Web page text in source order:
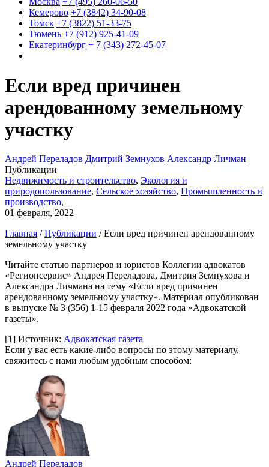
Кемерово +7 (3842) 34-90-08
Томск +7 (3822) 51-33-75
Тюмень +7 (912) 925-41-09
Екатеринбург + 7 (343) 272-45-07
Если вред причинен
арендованному земельному
участку
Андрей Переладов Дмитрий Земнухов Александр Личман
Публикации
Недвижимость и строительство, Экология и
природопользование, Сельское хозяйство, Промышленность и
производство,
01 февраля, 2022
Главная /Публикации /Если вред причинен арендованному
земельному участку
Читайте статью партнеров и юристов Коллегии адвокатов
«Регионсервис» Андрея Переладова, Дмитрия Земнухова и
Александра Личмана на тему «Если вред причинен
арендованному земельному участку». Материал опубликован
в выпуске № 3 (356) 1-15 февраля 2022 года «Адвокатской
газеты».
[1] Источник: Адвокатская газета
Если у вас есть какие-либо вопросы по этому материалу,
свяжитесь с нами любым удобным способом:
Андрей Переладов